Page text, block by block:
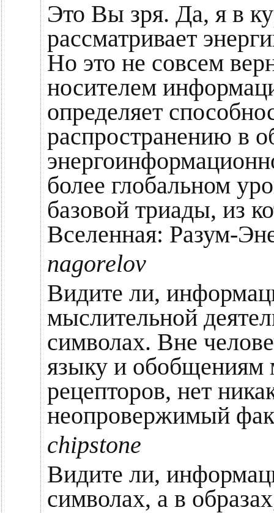
Это Вы зря. Да, я в
рассматривает
Но это не совсем
носителем
определяет
распространению в
более глобальном
базовой триады, из
Вселенная: Разум-
nagorelov
Видите ли,
мыслительной
символах. Вне
языку и обобщениям
рецепторов, нет
неопровержимый
chipstone
Видите ли,
символах, а в